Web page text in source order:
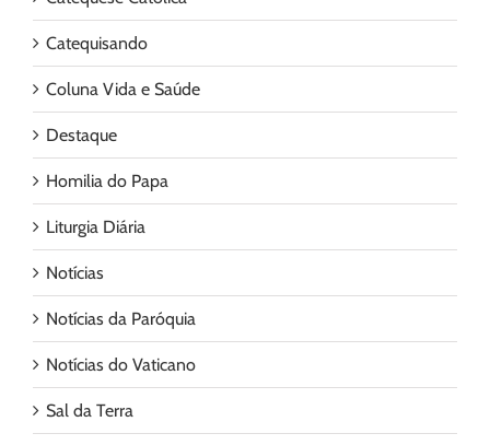
Catequisando
Coluna Vida e Saúde
Destaque
Homilia do Papa
Liturgia Diária
Notícias
Notícias da Paróquia
Notícias do Vaticano
Sal da Terra